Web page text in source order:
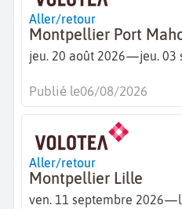
Aller/retour
Montpellier Port
jeu. 20 août 2026—jeu. 03
Publié le06/08/2026
Aller/retour
Montpellier Lille
ven. 11 septembre 2026—